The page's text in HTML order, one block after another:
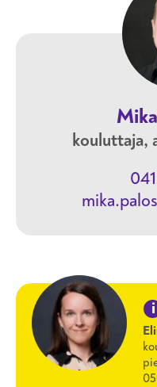
kouluttaja,
i